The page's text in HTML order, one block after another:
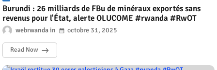
Burundi : 26 milliards de FBu de minéraux exportés sans
revenus pour l'État, alerte OLUCOME #rwanda #RwOT
webrwanda octobre 31, 2025
Read Now